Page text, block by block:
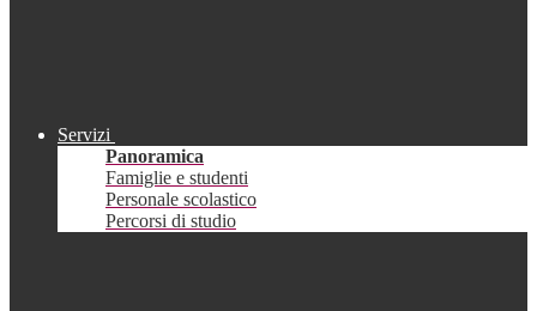
Servizi
Panoramica
Famiglie e studenti
Personale scolastico
Percorsi di studio